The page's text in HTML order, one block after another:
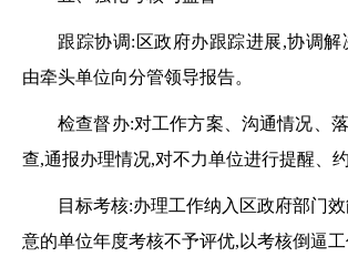
跟踪协调:区政府办跟踪进展,协调解
由牵头单位向分管领导报告。
检查督办:对工作方案、沟通情况、
查,通报办理情况,对不力单位进行提醒、
目标考核:办理工作纳入区政府部门
意的单位年度考核不予评优,以考核倒逼工